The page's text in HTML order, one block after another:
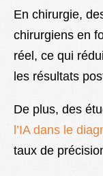
En chirurgie,
chirurgiens en
réel, ce qui
les résultats
De plus, des
l’IA dans le
taux de